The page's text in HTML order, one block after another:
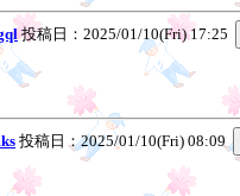
投稿日：2025/01/10(Fri) 17:25
投稿日：2025/01/10(Fri) 08:09